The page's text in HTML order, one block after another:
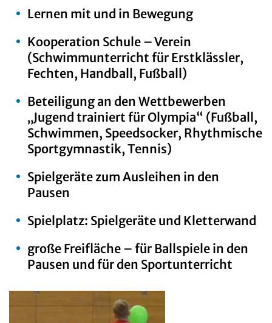
Lernen mit und in Bewegung
Kooperation Schule – Verein
(Schwimmunterricht für Erstklässler,
Fechten, Handball, Fußball)
Beteiligung an den Wettbewerben
„Jugend trainiert für Olympia“ (Fußball,
Schwimmen, Speedsocker, Rhythmische
Sportgymnastik, Tennis)
Spielgeräte zum Ausleihen in den
Pausen
Spielplatz: Spielgeräte und Kletterwand
große Freifläche – für Ballspiele in den
Pausen und für den Sportunterricht